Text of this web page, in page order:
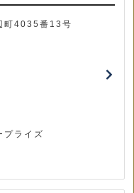
町4035番13号
プライズ